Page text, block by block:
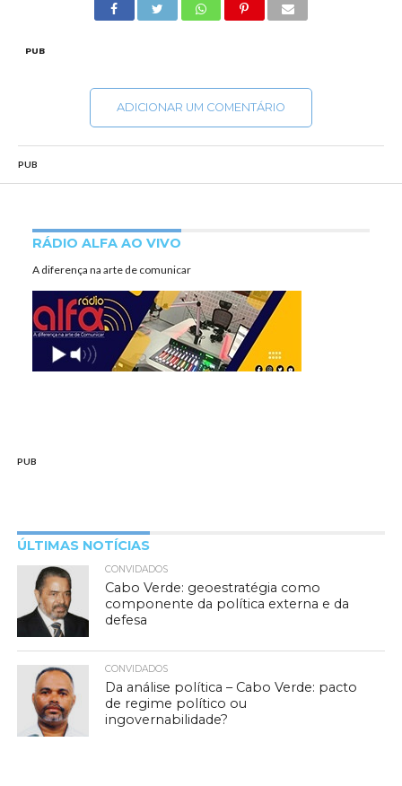
PUB
ADICIONAR UM COMENTÁRIO
PUB
RÁDIO ALFA AO VIVO
A diferença na arte de comunicar
PUB
ÚLTIMAS NOTÍCIAS
CONVIDADOS
Cabo Verde: geoestratégia como
componente da política externa e da
defesa
CONVIDADOS
Da análise política – Cabo Verde: pacto
de regime político ou
ingovernabilidade?